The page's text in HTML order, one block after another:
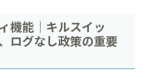
機能｜キルスイッ
ログなし政策の重要